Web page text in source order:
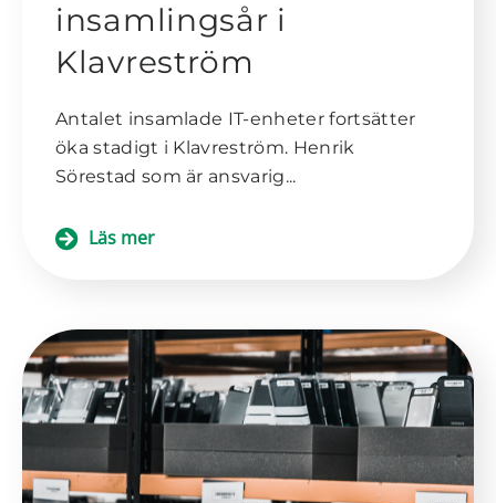
insamlingsår i
Klavreström
Antalet insamlade IT-enheter fortsätter
öka stadigt i Klavreström. Henrik
Sörestad som är ansvarig...
Läs mer